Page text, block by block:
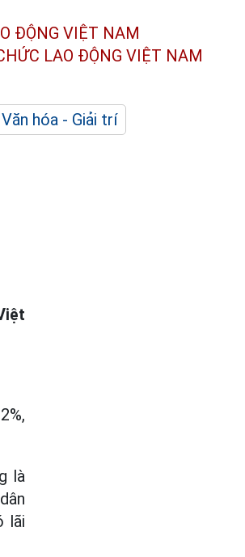
ĐỘNG VIỆT NAM
LAO ĐỘNG VIỆT NAM
Văn hóa - Giải trí
là
lãi